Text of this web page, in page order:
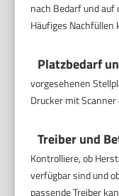
nach Bedarf und
Häufiges
Platzbedarf
vorgesehenen
Drucker mit
Treiber und
Kontrolliere, ob
verfügbar sind und
passende Treiber